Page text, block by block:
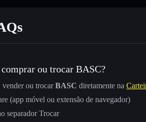
comprar ou trocar BASC?
vender ou trocarBASC diretamente na
(app móvel ou extensão de navegador)
separador Trocar